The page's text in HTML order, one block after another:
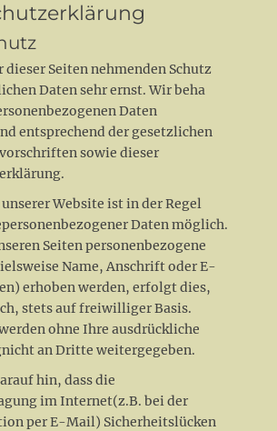
dieser Seiten nehmenden Schutz
Daten sehr ernst. Wir beha
Daten
entsprechend der gesetzlichen
sowie dieser
Website ist in der Regel
Daten möglich.
Seiten personenbezogene
Name, Anschrift oder E-
erhoben werden, erfolgt dies,
stets auf freiwilliger Basis.
ohne Ihre ausdrückliche
an Dritte weitergegeben.
hin, dass die
im Internet(z.B. bei der
per E-Mail) Sicherheitslücken